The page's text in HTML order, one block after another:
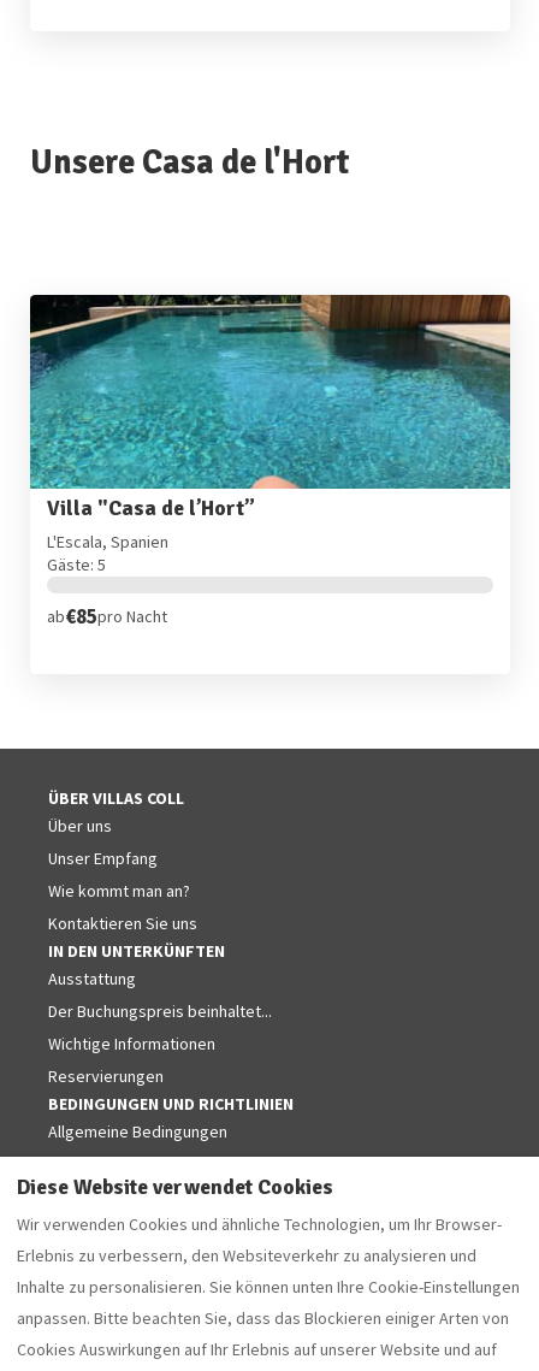
Unsere Casa de l'Hort
Villa "Casa de l’Hort”
L'Escala, Spanien
Gäste: 5
ab€85pro Nacht
ÜBER VILLAS COLL
Über uns
Unser Empfang
Wie kommt man an?
Kontaktieren Sie uns
IN DEN UNTERKÜNFTEN
Ausstattung
Der Buchungspreis beinhaltet...
Wichtige Informationen
Reservierungen
BEDINGUNGEN UND RICHTLINIEN
Allgemeine Bedingungen
Unsere Richtlinien
Rechtliche Hinweise
Datenschutzerklärung
FOLGEN SIE UNS IN DEN NETZWERKEN
Facebook
Diese Website verwendet Cookies
Wir verwenden Cookies und ähnliche Technologien, um Ihr Browser-
Erlebnis zu verbessern, den Websiteverkehr zu analysieren und
Inhalte zu personalisieren. Sie können unten Ihre Cookie-Einstellungen
anpassen. Bitte beachten Sie, dass das Blockieren einiger Arten von
Cookies Auswirkungen auf Ihr Erlebnis auf unserer Website und auf